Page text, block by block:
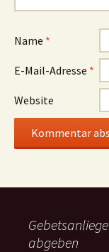
Name *
E-Mail-Adresse *
Website
abgeben